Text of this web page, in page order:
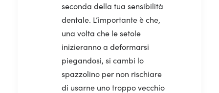
seconda della tua sensibilità
dentale. L’importante è che,
una volta che le setole
inizieranno a deformarsi
piegandosi, si cambi lo
spazzolino per non rischiare
di usarne uno troppo vecchio